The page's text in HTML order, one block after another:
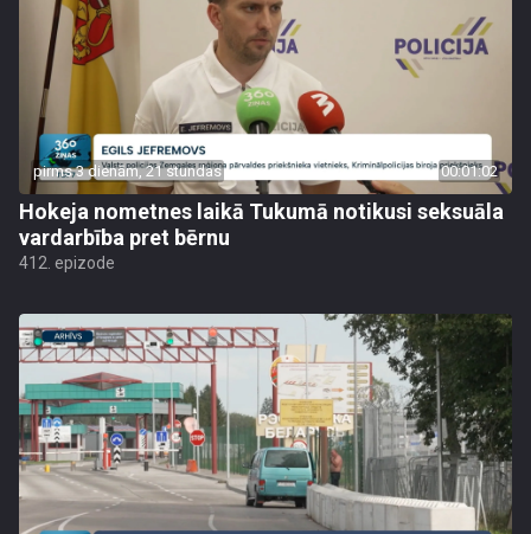
pirms 3 dienām, 21 stundas 00:01:02
Hokeja nometnes laikā Tukumā notikusi seksuāla
vardarbība pret bērnu
412. epizode